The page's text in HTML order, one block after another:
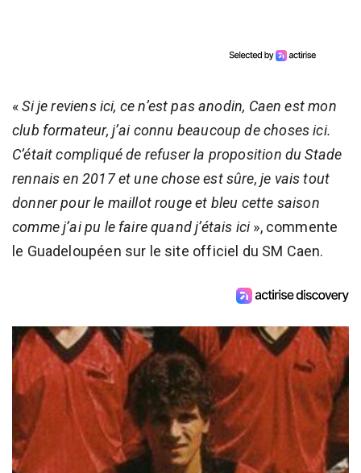
«Si je reviens ici, ce n’est pas anodin, Caen est mon
club formateur, j’ai connu beaucoup de choses ici.
C’était compliqué de refuser la proposition du Stade
rennais en 2017 et une chose est sûre, je vais tout
donner pour le maillot rouge et bleu cette saison
comme j’ai pu le faire quand j’étais ici», commente
le Guadeloupéen sur le site officiel du SM Caen.